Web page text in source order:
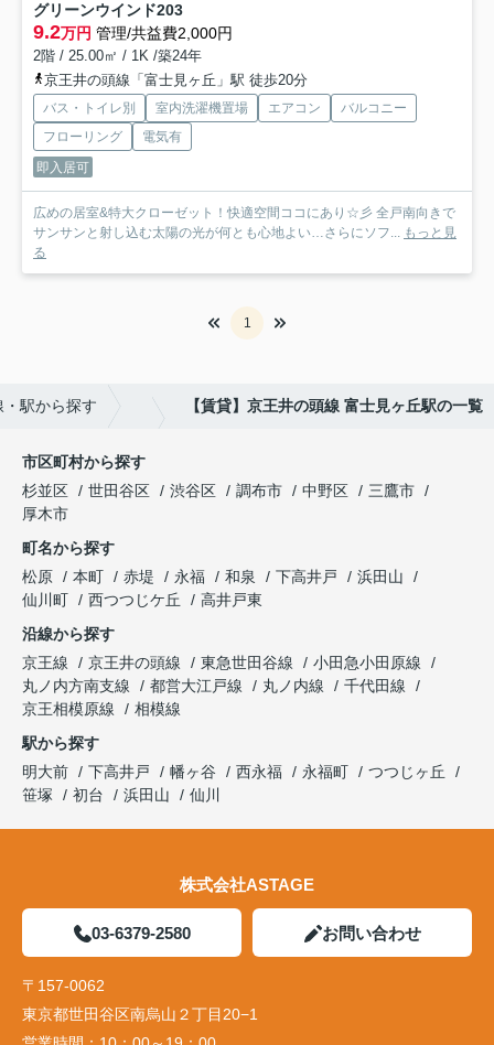
グリーンウインド203
9.2万円 管理/共益費2,000円
2階 / 25.00㎡ / 1K /築24年
京王井の頭線「富士見ヶ丘」駅 徒歩20分
バス・トイレ別 室内洗濯機置場 エアコン
バルコニー
フローリング
電気有
即入居可
広めの居室&特大クローゼット！快適空間ココにあり☆彡 全戸南向きで
サンサンと射し込む太陽の光が何とも心地よい…さらにソフ... もっと見
る
1
・駅から探す 【賃貸】京王井の頭線 富士見ヶ丘駅の一覧
市区町村から探す
杉並区
世田谷区 渋谷区 調布市 中野区
三鷹市
厚木市
町名から探す
松原
本町 赤堤 永福 和泉 下高井戸
浜田山
仙川町
西つつじケ丘
高井戸東
沿線から探す
京王線
京王井の頭線 東急世田谷線
小田急小田原線
丸ノ内方南支線
都営大江戸線 丸ノ内線
千代田線
京王相模原線
相模線
駅から探す
明大前
下高井戸 幡ヶ谷 西永福 永福町
つつじヶ丘
笹塚
初台 浜田山 仙川
株式会社ASTAGE
03-6379-2580 お問い合わせ
〒157-0062
東京都世田谷区南烏山２丁目20−1